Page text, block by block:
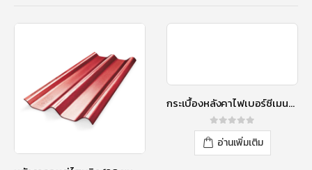
กระเบื้องหลังคาไฟเบอร์ซีเมนต์ เอสซีจี รุ่นลอนคู่ (ความยาว 150 ซม.) เขียวประกายมุก
0out of 5
อ่านเพิ่มเติม